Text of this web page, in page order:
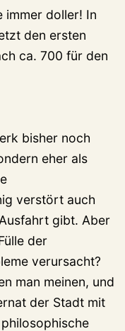
immer doller! In
den ersten
ca. 700 für den
bisher noch
eher als
verstört auch
gibt. Aber
der
verursacht?
man meinen, und
der Stadt mit